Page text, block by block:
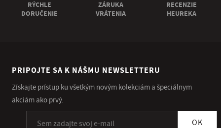
RÝCHLE
DORUČENIE
ZÁRUKA
VRÁTENIA
RECENZIE
HEUREKA
PRIPOJTE SA K NÁŠMU NEWSLETTERU
Získajte prístup ku všetkým novým kolekciám a špeciálnym
akciám ako prvý.
OK